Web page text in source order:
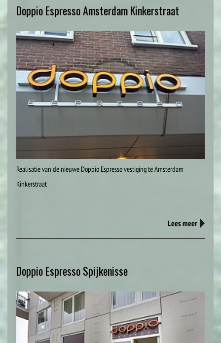
Doppio Espresso Amsterdam Kinkerstraat
Realisatie van de nieuwe Doppio Espresso vestiging te Amsterdam
Kinkerstraat
Lees meer
Doppio Espresso Spijkenisse